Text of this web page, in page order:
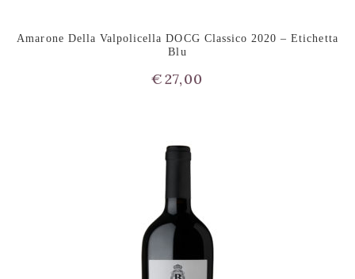
Amarone Della Valpolicella DOCG Classico 2020 – Etichetta
Blu
€27,00